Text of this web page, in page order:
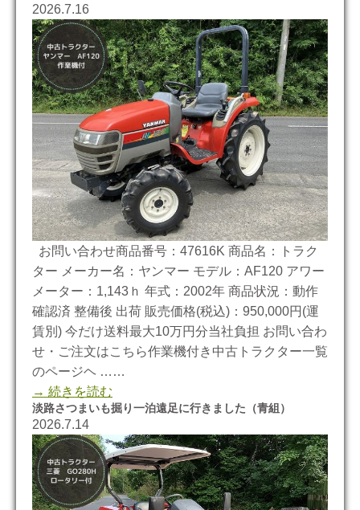
2026.7.16
お問い合わせ商品番号：47616K 商品名：トラク
ター メーカー名：ヤンマー モデル：AF120 アワー
メーター：1,143ｈ 年式：2002年 商品状況：動作
確認済 整備後 出荷 販売価格(税込)：950,000円(運
賃別) 今だけ送料最大10万円分当社負担 お問い合わ
せ・ご注文はこちら作業機付き中古トラクター一覧
のページヘ ……
→ 続きを読む
淡路さつまいも掘り一泊遠足に行きました（青組）
2026.7.14